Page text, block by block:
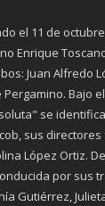
el 11 de
Enrique
Juan Alfredo
Bajo
se
sus
López Ortiz.
por sus
Gutiérrez,